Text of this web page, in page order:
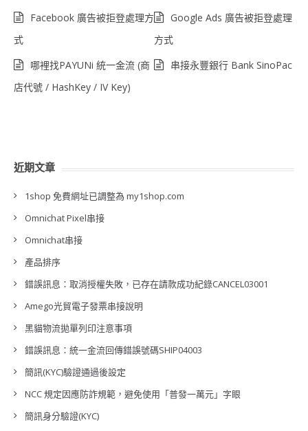
Facebook 廣告被拒登處理方
式
Google Ads 廣告被拒登處理
方式
哪裡找PAYUNi 統一金流 (商
店代號 / HashKey / IV Key)
串接永豐銀行 Bank SinoPac
近期文章
1shop 免費網址已調整為 my1shop.com
Omnichat Pixel串接
Omnichat串接
產品排序
錯誤訊息：取消授權失敗，已存在請款成功紀錄CANCEL03001
Amego光貿電子發票串接說明
黑貓物流拋單列印注意事項
錯誤訊息：統一金流回傳錯誤號碼SHIP04003
簡訊(KYC)驗證通過後設定
NCC 規定因應防詐規範，避免使用「普發一萬元」字眼
簡訊身分驗證(KYC)